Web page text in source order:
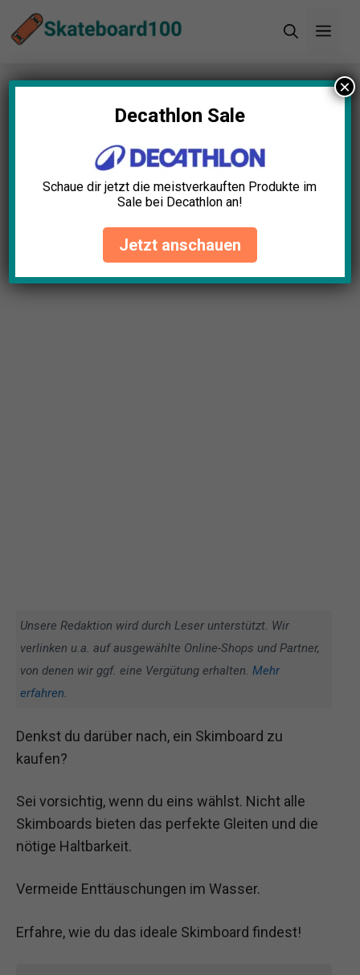
Inhalt
Startseite»Blog»Skimboard Test: Die 5 besten
Skimboard Test: Die 5 besten
(Bestenliste)
April 23, 2025
Unsere Redaktion wird durch Leser unterstützt. Wir
verlinken u.a. auf ausgewählte Online-Shops und Partner,
von denen wir ggf. eine Vergütung erhalten. Mehr
erfahren.
Denkst du darüber nach, ein Skimboard zu
kaufen?
Sei vorsichtig, wenn du eins wählst. Nicht alle
Skimboards bieten das perfekte Gleiten und die
nötige Haltbarkeit.
Vermeide Enttäuschungen im Wasser.
Erfahre, wie du das ideale Skimboard findest!
Decathlon Sale
Schaue dir jetzt die meistverkauften Produkte im
Sale bei Decathlon an!
Jetzt anschauen
×